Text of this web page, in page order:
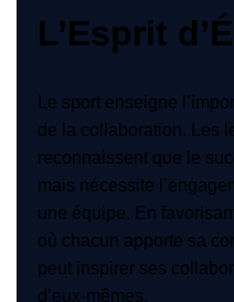
L’Esprit
Le sport enseigne
de la collaboration. Les
reconnaissent que le
mais nécessite
une équipe. En
où chacun apporte sa
peut inspirer ses
d’eux-mêmes.